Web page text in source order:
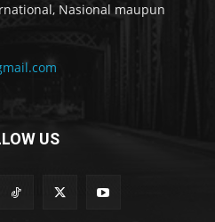
Nasional maupun
US